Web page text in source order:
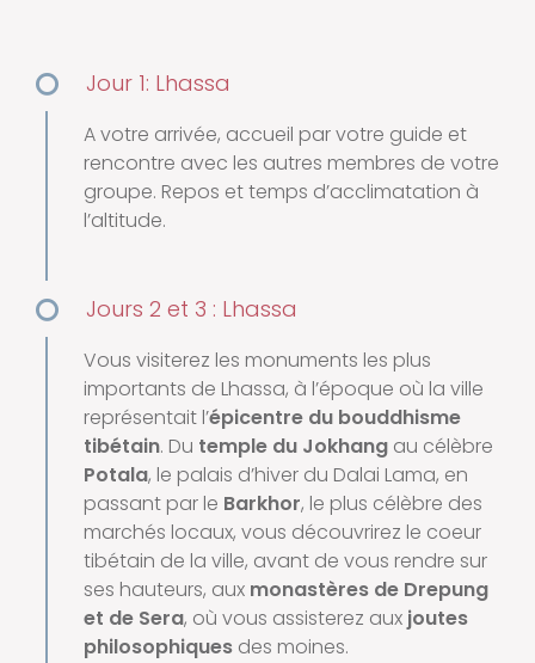
Jour 1: Lhassa
A votre arrivée, accueil par votre guide et
rencontre avec les autres membres de votre
groupe. Repos et temps d’acclimatation à
l’altitude.
Jours 2 et 3 : Lhassa
Vous visiterez les monuments les plus
importants de Lhassa, à l’époque où la ville
représentait l’épicentre du bouddhisme
tibétain. Du temple du Jokhang au célèbre
Potala, le palais d’hiver du Dalai Lama, en
passant par le Barkhor, le plus célèbre des
marchés locaux, vous découvrirez le coeur
tibétain de la ville, avant de vous rendre sur
ses hauteurs, aux monastères de Drepung
et de Sera, où vous assisterez aux joutes
philosophiques des moines.